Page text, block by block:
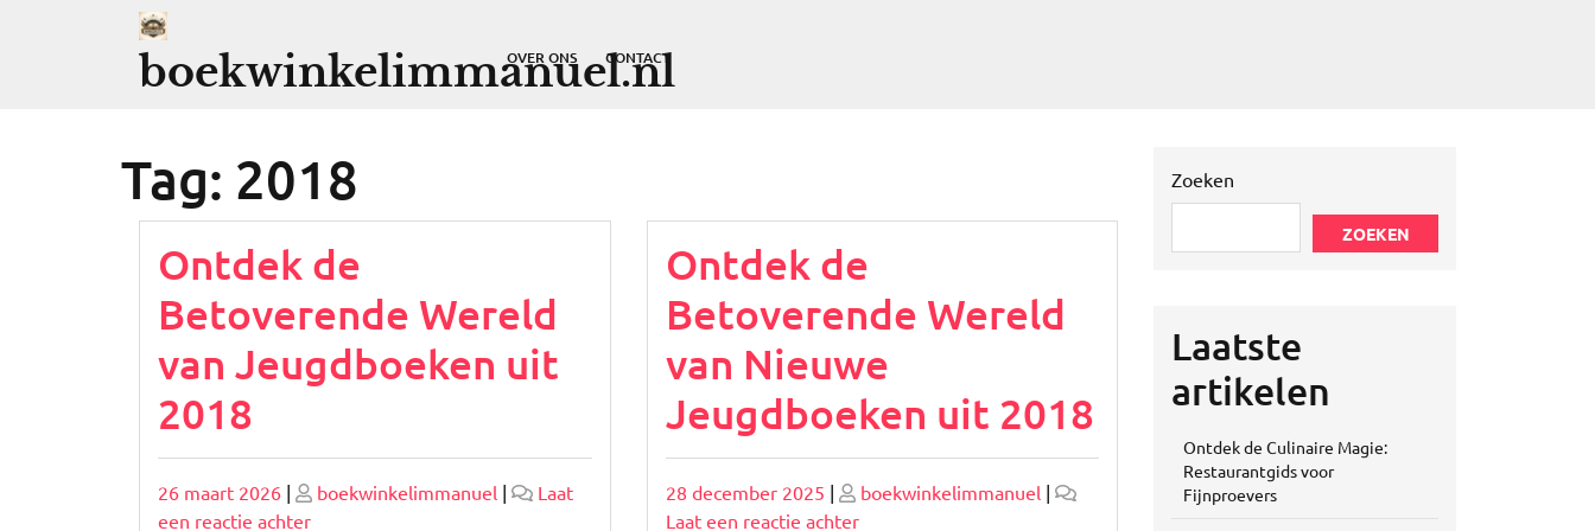
boekwinkelimmanuel.nl
OVER ONS CONTACT
Tag: 2018
Ontdek de
Betoverende Wereld
van Jeugdboeken uit
2018
Geplaatst
op
26 maart 2026 | Geplaatst
op
boekwinkelimmanuel |
Laat
een reactie achterop
Ontdek de
Betoverende Wereld
van Nieuwe
Jeugdboeken uit 2018
Geplaatst
op
28 december 2025 | Geplaatst
op
boekwinkelimmanuel|
Laat een reactie achterop
Zoeken
ZOEKEN
Laatste
artikelen
Ontdek de Culinaire Magie:
Restaurantgids voor
Fijnproevers